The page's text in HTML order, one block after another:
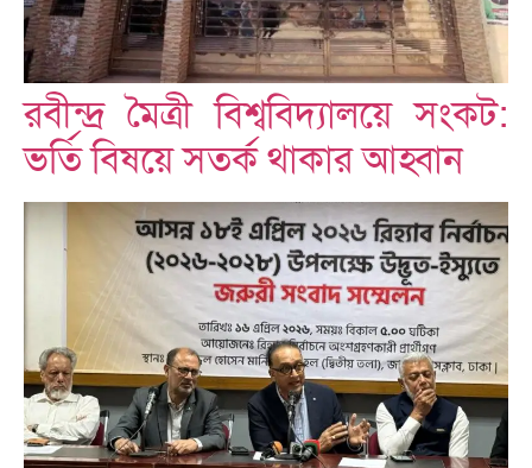
রবীন্দ্র মৈত্রী বিশ্ববিদ্যালয়ে সংকট:
ভর্তি বিষয়ে সতর্ক থাকার আহ্বান